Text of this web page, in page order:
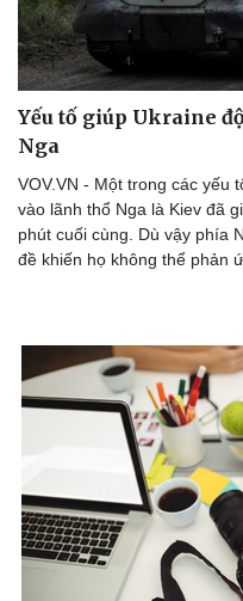
Yếu tố giúp Ukraine
Nga
VOV.VN - Một trong các yếu
vào lãnh thổ Nga là Kiev đã
phút cuối cùng. Dù vậy phía
đề khiến họ không thể phản